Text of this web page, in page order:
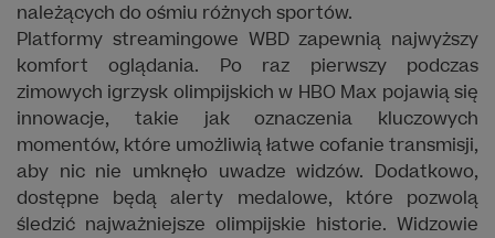
należących do ośmiu różnych sportów.
Platformy streamingowe WBD zapewnią najwyższy
komfort oglądania. Po raz pierwszy podczas
zimowych igrzysk olimpijskich w HBO Max pojawią się
innowacje, takie jak oznaczenia kluczowych
momentów, które umożliwią łatwe cofanie transmisji,
aby nic nie umknęło uwadze widzów. Dodatkowo,
dostępne będą alerty medalowe, które pozwolą
śledzić najważniejsze olimpijskie historie. Widzowie